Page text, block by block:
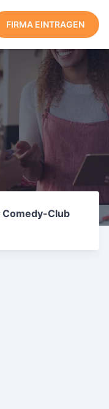
FIRMA EINTRAGEN
Comedy-Club